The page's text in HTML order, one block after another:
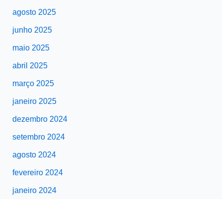
agosto 2025
junho 2025
maio 2025
abril 2025
março 2025
janeiro 2025
dezembro 2024
setembro 2024
agosto 2024
fevereiro 2024
janeiro 2024